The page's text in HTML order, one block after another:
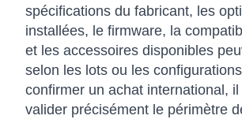
spécifications du fabricant, les
installées, le firmware, la
et les accessoires disponibles
selon les lots ou les
confirmer un achat international,
valider précisément le périmètre